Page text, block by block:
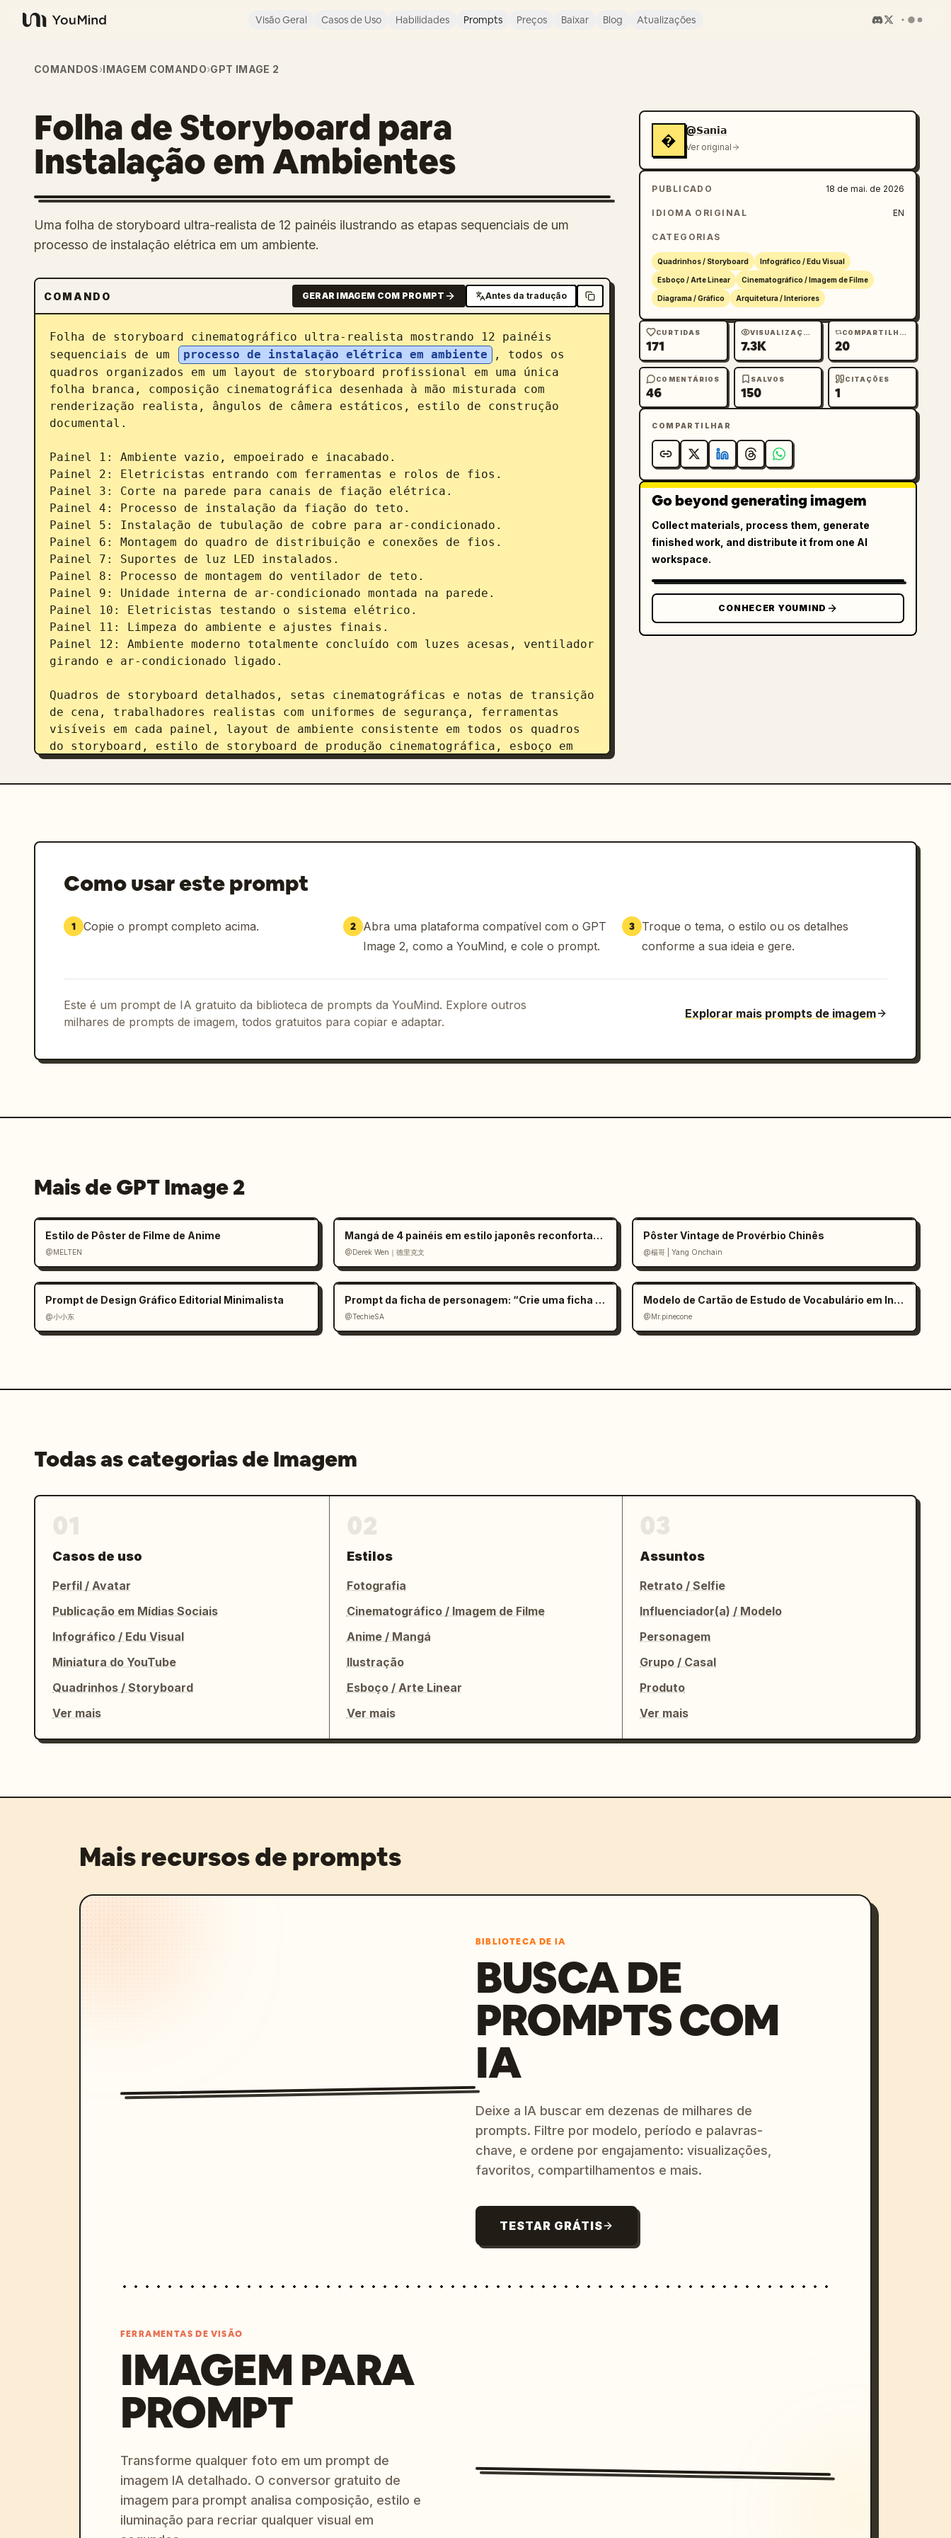
YouMind
Visão Geral Casos de Uso Habilidades Prompts Preços Baixar Blog Atualizações
COMANDOS›IMAGEM COMANDO›GPT IMAGE 2
Folha de Storyboard para
Instalação em Ambientes
Uma folha de storyboard ultra-realista de 12 painéis ilustrando as etapas sequenciais de um
processo de instalação elétrica em um ambiente.
COMANDO GERAR IMAGEM COM PROMPT Antes da tradução
Folha de storyboard cinematográfico ultra-realista mostrando 12 painéis
sequenciais de um
processo de instalação elétrica em ambiente
, todos os
quadros organizados em um layout de storyboard profissional em uma única
folha branca, composição cinematográfica desenhada à mão misturada com
renderização realista, ângulos de câmera estáticos, estilo de construção
documental.
Painel 1: Ambiente vazio, empoeirado e inacabado.
Painel 2: Eletricistas entrando com ferramentas e rolos de fios.
Painel 3: Corte na parede para canais de fiação elétrica.
Painel 4: Processo de instalação da fiação do teto.
Painel 5: Instalação de tubulação de cobre para ar-condicionado.
Painel 6: Montagem do quadro de distribuição e conexões de fios.
Painel 7: Suportes de luz LED instalados.
Painel 8: Processo de montagem do ventilador de teto.
Painel 9: Unidade interna de ar-condicionado montada na parede.
Painel 10: Eletricistas testando o sistema elétrico.
Painel 11: Limpeza do ambiente e ajustes finais.
Painel 12: Ambiente moderno totalmente concluído com luzes acesas, ventilador
girando e ar-condicionado ligado.
Quadros de storyboard detalhados, setas cinematográficas e notas de transição
de cena, trabalhadores realistas com uniformes de segurança, ferramentas
visíveis em cada painel, layout de ambiente consistente em todos os quadros
do storyboard, estilo de storyboard de produção cinematográfica, esboço em
preto e branco altamente detalhado misturado com sombreamento cinematográfico
suave, folha de conceito de pré-produção profissional, uma única imagem
�
@𝗦𝗮𝗻𝗶𝗮
Ver original
PUBLICADO 18 de mai. de 2026
IDIOMA ORIGINAL EN
CATEGORIAS
Quadrinhos / Storyboard Infográfico / Edu Visual
Esboço / Arte Linear Cinematográfico / Imagem de Filme
Diagrama / Gráfico Arquitetura / Interiores
CURTIDAS
171
VISUALIZAÇÕES
7.3K
COMPARTILHAMENTOS
20
COMENTÁRIOS
46
SALVOS
150
CITAÇÕES
1
COMPARTILHAR
Go beyond generating imagem
Collect materials, process them, generate
finished work, and distribute it from one AI
workspace.
CONHECER YOUMIND
Como usar este prompt
1 Copie o prompt completo acima. 2 Abra uma plataforma compatível com o GPT
Image 2, como a YouMind, e cole o prompt.
3
Troque o tema, o estilo ou os detalhes
conforme a sua ideia e gere.
Este é um prompt de IA gratuito da biblioteca de prompts da YouMind. Explore outros
milhares de prompts de imagem, todos gratuitos para copiar e adaptar.
Explorar mais prompts de imagem
Mais de GPT Image 2
Estilo de Pôster de Filme de Anime
@MELTEN
Mangá de 4 painéis em estilo japonês reconfortante
@Derek Wen｜德里克文
Pôster Vintage de Provérbio Chinês
@楊哥 | Yang Onchain
Prompt de Design Gráfico Editorial Minimalista
@小小东
Prompt da ficha de personagem: “Crie uma ficha cinemat
@TechieSA
Modelo de Cartão de Estudo de Vocabulário em Inglês
@Mr.pinecone
Todas as categorias de Imagem
Casos de uso
Perfil / Avatar
Publicação em Mídias Sociais
Infográfico / Edu Visual
Miniatura do YouTube
Quadrinhos / Storyboard
Ver mais
Estilos
Fotografia
Cinematográfico / Imagem de Filme
Anime / Mangá
Ilustração
Esboço / Arte Linear
Ver mais
Assuntos
Retrato / Selfie
Influenciador(a) / Modelo
Personagem
Grupo / Casal
Produto
Ver mais
Mais recursos de prompts
BIBLIOTECA DE IA
BUSCA DE
PROMPTS COM
IA
Deixe a IA buscar em dezenas de milhares de
prompts. Filtre por modelo, período e palavras-
chave, e ordene por engajamento: visualizações,
favoritos, compartilhamentos e mais.
TESTAR GRÁTIS
FERRAMENTAS DE VISÃO
IMAGEM PARA
PROMPT
Transforme qualquer foto em um prompt de
imagem IA detalhado. O conversor gratuito de
imagem para prompt analisa composição, estilo e
iluminação para recriar qualquer visual em